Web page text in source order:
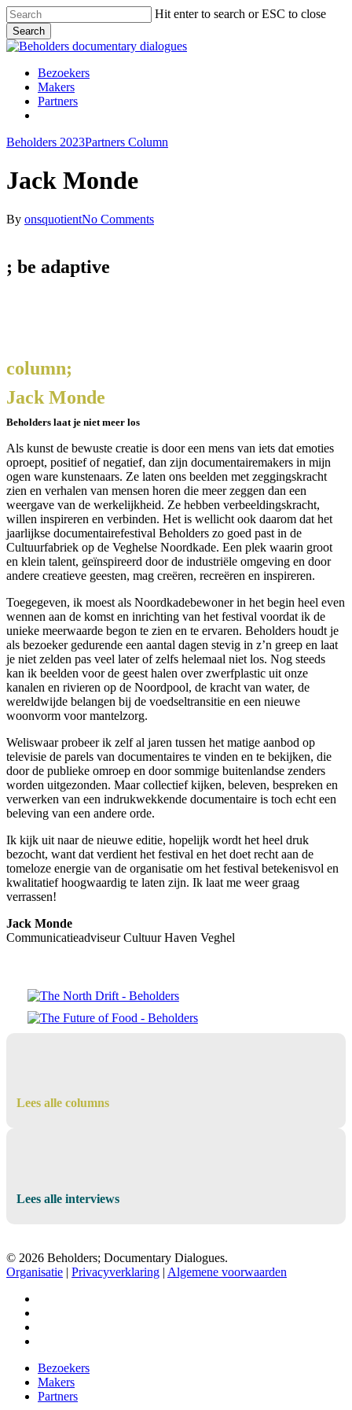
Skip
to
main
content
Hit enter to search or ESC to close
Search
Close
Menu
Bezoekers
Makers
Partners
Beholders 2023Partners Column
Jack Monde
By onsquotientNo Comments
; be adaptive
column;
Jack Monde
Beholders laat je niet meer los
Als kunst de bewuste creatie is door een mens van iets dat emoties
oproept, positief of negatief, dan zijn documentairemakers in mijn
ogen ware kunstenaars. Ze laten ons beelden met zeggingskracht
zien en verhalen van mensen horen die meer zeggen dan een
weergave van de werkelijkheid. Ze hebben verbeeldingskracht,
willen inspireren en verbinden. Het is wellicht ook daarom dat het
jaarlijkse documentairefestival Beholders zo goed past in de
Cultuurfabriek op de Veghelse Noordkade. Een plek waarin groot
en klein talent, geïnspireerd door de industriële omgeving en door
andere creatieve geesten, mag creëren, recreëren en inspireren.
Toegegeven, ik moest als Noordkadebewoner in het begin heel even
wennen aan de komst en inrichting van het festival voordat ik de
unieke meerwaarde begon te zien en te ervaren. Beholders houdt je
als bezoeker gedurende een aantal dagen stevig in z’n greep en laat
je niet zelden pas veel later of zelfs helemaal niet los. Nog steeds
kan ik beelden voor de geest halen over zwerfplastic uit onze
kanalen en rivieren op de Noordpool, de kracht van water, de
wereldwijde belangen bij de voedseltransitie en een nieuwe
woonvorm voor mantelzorg.
Weliswaar probeer ik zelf al jaren tussen het matige aanbod op
televisie de parels van documentaires te vinden en te bekijken, die
door de publieke omroep en door sommige buitenlandse zenders
worden uitgezonden. Maar collectief kijken, beleven, bespreken en
verwerken van een indrukwekkende documentaire is toch echt een
beleving van een andere orde.
Ik kijk uit naar de nieuwe editie, hopelijk wordt het heel druk
bezocht, want dat verdient het festival en het doet recht aan de
tomeloze energie van de organisatie om het festival betekenisvol en
kwalitatief hoogwaardig te laten zijn. Ik laat me weer graag
verrassen!
Jack Monde
Communicatieadviseur Cultuur Haven Veghel
Lees alle columns
Lees alle interviews
© 2026 Beholders; Documentary Dialogues.
Organisatie | Privacyverklaring | Algemene voorwaarden
Close
Menu
Bezoekers
Makers
Partners